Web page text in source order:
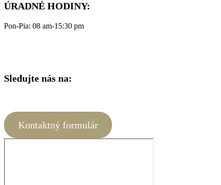
ÚRADNÉ HODINY:
Pon-Pia: 08 am-15:30 pm
Sledujte nás na:
Kontaktný formulár